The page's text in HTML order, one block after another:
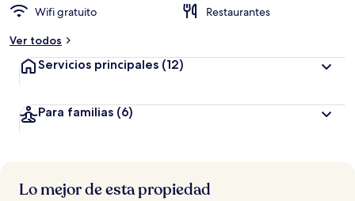
Wifi gratuito
Restaurantes
Ver todos
Servicios principales (12)
Para familias (6)
Lo mejor de esta propiedad